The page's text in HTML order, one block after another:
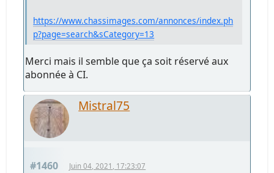
https://www.chassimages.com/annonces/index.ph
p?page=search&sCategory=13
Merci mais il semble que ça soit réservé aux
abonnée à CI.
Mistral75
#1460 Juin 04, 2021, 17:23:07